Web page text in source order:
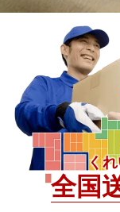
エアコッ
モデルガン
無可動実銃
カスタムパ
ミリタリー
ナイフ
日本刀・
アーチェ
アウトド
く
全国